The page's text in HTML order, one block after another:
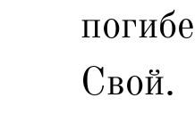
Свой.